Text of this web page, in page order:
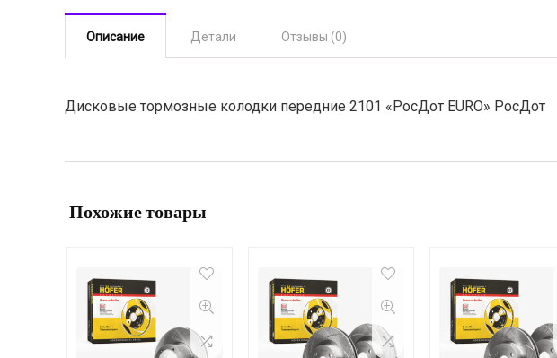
Описание Детали Отзывы (0)
Дисковые тормозные колодки передние 2101 «РосДот EURO» РосДот
Похожие товары